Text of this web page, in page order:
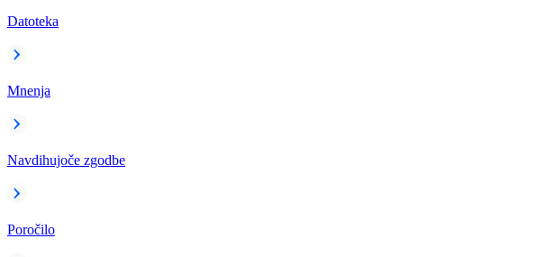
Datoteka
Mnenja
Navdihujoče zgodbe
Poročilo